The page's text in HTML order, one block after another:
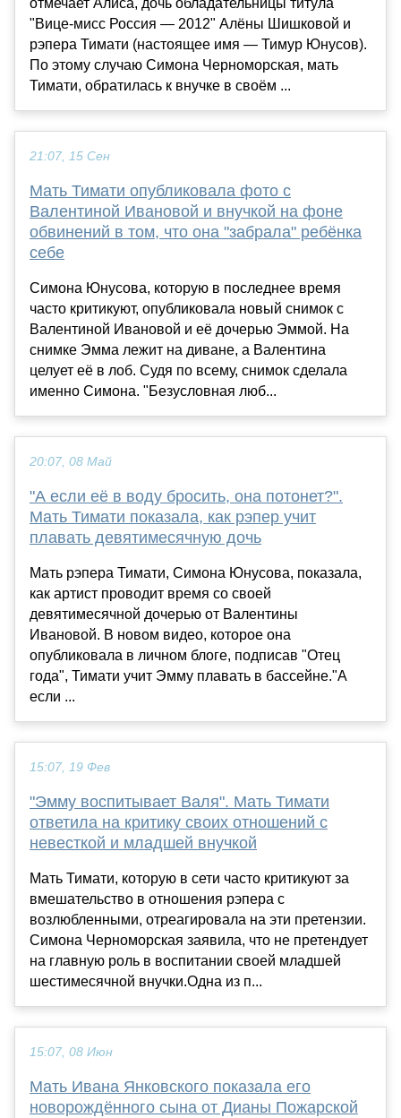
"Вице-мисс Россия — 2012" Алёны Шишковой и
рэпера Тимати (настоящее имя — Тимур Юнусов).
По этому случаю Симона Черноморская, мать
Тимати, обратилась к внучке в своём ...
21:07, 15 Сен
Мать Тимати опубликовала фото с
Валентиной Ивановой и внучкой на фоне
обвинений в том, что она "забрала" ребёнка
себе
Симона Юнусова, которую в последнее время
часто критикуют, опубликовала новый снимок с
Валентиной Ивановой и её дочерью Эммой. На
снимке Эмма лежит на диване, а Валентина
целует её в лоб. Судя по всему, снимок сделала
именно Симона. "Безусловная люб...
20:07, 08 Май
"А если её в воду бросить, она потонет?".
Мать Тимати показала, как рэпер учит
плавать девятимесячную дочь
Мать рэпера Тимати, Симона Юнусова, показала,
как артист проводит время со своей
девятимесячной дочерью от Валентины
Ивановой. В новом видео, которое она
опубликовала в личном блоге, подписав "Отец
года", Тимати учит Эмму плавать в бассейне."А
если ...
15:07, 19 Фев
"Эмму воспитывает Валя". Мать Тимати
ответила на критику своих отношений с
невесткой и младшей внучкой
Мать Тимати, которую в сети часто критикуют за
вмешательство в отношения рэпера с
возлюбленными, отреагировала на эти претензии.
Симона Черноморская заявила, что не претендует
на главную роль в воспитании своей младшей
шестимесячной внучки.Одна из п...
15:07, 08 Июн
Мать Ивана Янковского показала его
новорождённого сына от Дианы Пожарской